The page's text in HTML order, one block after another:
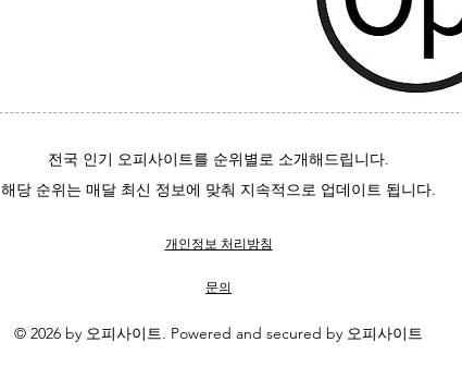
전국 인기 오피사이트를 순위별로 소개해드립니다.
해당 순위는 매달 최신 정보에 맞춰 지속적으로 업데이트 됩니다.
개인정보 처리방침
문의
© 2026 by 오피사이트. Powered and secured by 오피사이트